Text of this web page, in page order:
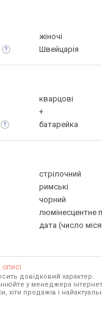
жіночі
Швейцарія
кварцові
+
батарейка
стрілочний
римські
чорний
люмінесцентне
дата (число
довідковий характер.
у менеджера
хіти продажів і